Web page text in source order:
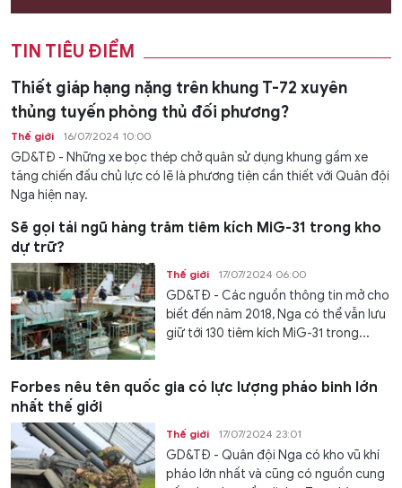
TIN TIÊU ĐIỂM
Thiết giáp hạng nặng trên khung T-72 xuyên
thủng tuyến phòng thủ đối phương?
Thế giới 16/07/2024 10:00
GD&TĐ - Những xe bọc thép chở quân sử dụng khung gầm xe
tăng chiến đấu chủ lực có lẽ là phương tiện cần thiết với Quân đội
Nga hiện nay.
Sẽ gọi tái ngũ hàng trăm tiêm kích MiG-31 trong kho
dự trữ?
Thế giới 17/07/2024 06:00
GD&TĐ - Các nguồn thông tin mở cho
biết đến năm 2018, Nga có thể vẫn lưu
giữ tới 130 tiêm kích MiG-31 trong...
Forbes nêu tên quốc gia có lực lượng pháo binh lớn
nhất thế giới
Thế giới 17/07/2024 23:01
GD&TĐ - Quân đội Nga có kho vũ khí
pháo lớn nhất và cũng có nguồn cung